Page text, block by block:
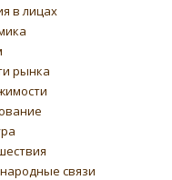
в лицах
рынка
связи